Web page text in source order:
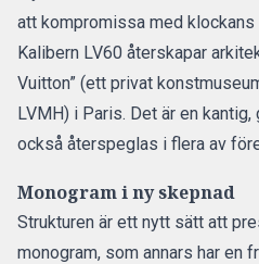
att kompromissa med klockans
Kalibern LV60 återskapar
Vuitton” (ett privat
LVMH) i Paris. Det är en
också återspeglas i flera av
Monogram i ny skepnad
Strukturen är ett nytt sätt att
monogram, som annars har en